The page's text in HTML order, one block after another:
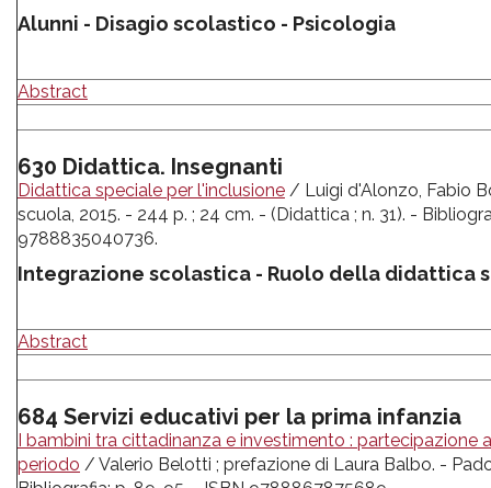
Alunni - Disagio scolastico - Psicologia
Abstract
630 Didattica. Insegnanti
Didattica speciale per l'inclusione / Luigi d'Alonzo, Fabio
scuola, 2015. - 244 p. ; 24 cm. - (Didattica ; n. 31). -
9788835040736.
Integrazione scolastica - Ruolo della didattica
Abstract
684 Servizi educativi per la prima infanzia
I bambini tra cittadinanza e investimento : partecipazione
periodo / Valerio Belotti ; prefazione di Laura Balbo. -